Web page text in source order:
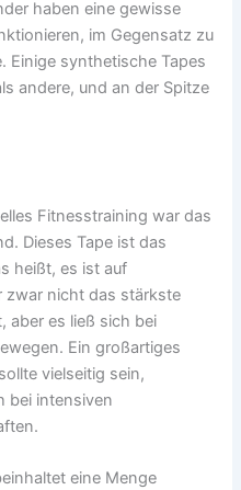
haben eine gewisse
im Gegensatz zu
Einige synthetische Tapes
andere, und an der Spitze
Fitnesstraining war das
Dieses Tape ist das
heißt, es ist auf
zwar nicht das stärkste
aber es ließ sich bei
Ein großartiges
vielseitig sein,
bei intensiven
eine Menge